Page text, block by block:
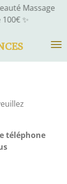
Massage
✨
téléphone